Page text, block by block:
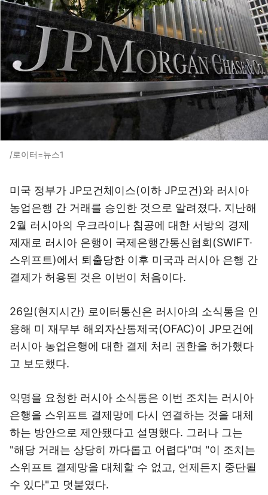
/로이터=뉴스1
미국 정부가 JP모건체이스(이하 JP모건)와 러시아
농업은행 간 거래를 승인한 것으로 알려졌다. 지난해
2월 러시아의 우크라이나 침공에 대한 서방의 경제
제재로 러시아 은행이 국제은행간통신협회(SWIFT·
스위프트)에서 퇴출당한 이후 미국과 러시아 은행 간
결제가 허용된 것은 이번이 처음이다.
26일(현지시간) 로이터통신은 러시아의 소식통을 인
용해 미 재무부 해외자산통제국(OFAC)이 JP모건에
러시아 농업은행에 대한 결제 처리 권한을 허가했다
고 보도했다.
익명을 요청한 러시아 소식통은 이번 조치는 러시아
은행을 스위프트 결제망에 다시 연결하는 것을 대체
하는 방안으로 제안됐다고 설명했다. 그러나 그는
"해당 거래는 상당히 까다롭고 어렵다"며 "이 조치는
스위프트 결제망을 대체할 수 없고, 언제든지 중단될
수 있다"고 덧붙였다.